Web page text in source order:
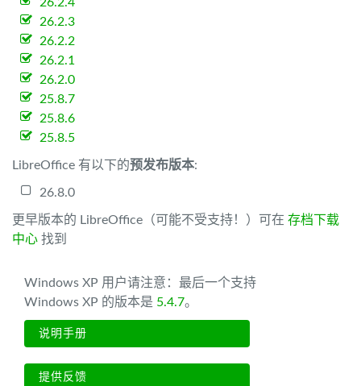
26.2.3
26.2.2
26.2.1
26.2.0
25.8.7
25.8.6
25.8.5
LibreOffice 有以下的预发布版本:
26.8.0
更早版本的 LibreOffice（可能不受支持！）可在 存档下载
中心 找到
Windows XP 用户请注意：最后一个支持
Windows XP 的版本是 5.4.7。
说明手册
提供反馈